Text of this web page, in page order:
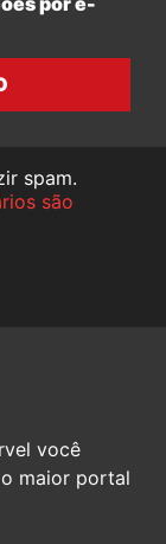
spam.
são
você
maior portal